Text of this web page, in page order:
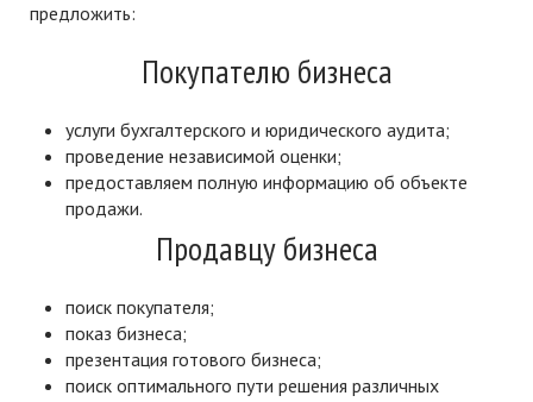
предложить:
Покупателю бизнеса
услуги бухгалтерского и юридического аудита;
проведение независимой оценки;
предоставляем полную информацию об объекте
продажи.
Продавцу бизнеса
поиск покупателя;
показ бизнеса;
презентация готового бизнеса;
поиск оптимального пути решения различных